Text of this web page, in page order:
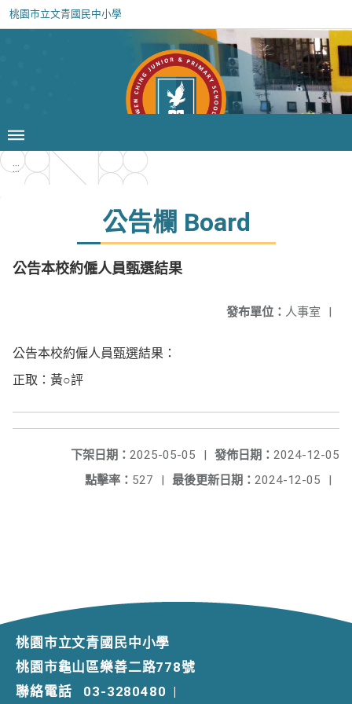
桃園市立文青國民中小學
:::
公告欄 Board
公告本校約僱人員甄選結果
發布單位： 人事室 |
公告本校約僱人員甄選結果：
正取：黃○評
發佈日期： 2024-12-05
下架日期： 2025-05-05
|
最後更新日期： 2024-12-05 |
點擊率： 527 |
桃園市立文青國民中小學
桃園市龜山區樂善二路778號
聯絡電話
03-3280480 |